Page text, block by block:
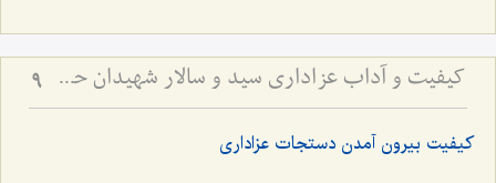
کیفیت و آداب عزاداری سید و سالار شهیدان حضرت أباعبداللَه الحسین علیه السلام 9
کیفیت بیرون آمدن دستجات عزاداری